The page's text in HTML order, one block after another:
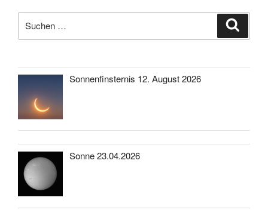
nach:
Sonnenfinsternis 12. August 2026
Sonne 23.04.2026